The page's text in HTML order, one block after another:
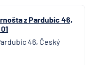
z Pardubic 46,
46, Český